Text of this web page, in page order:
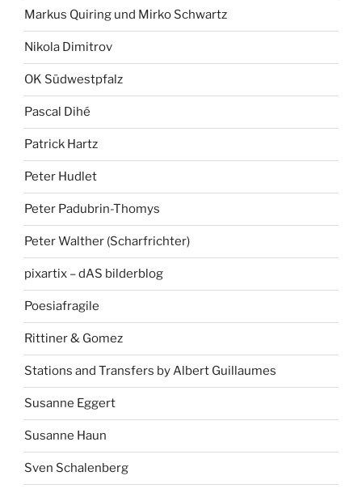
Markus Quiring und Mirko Schwartz
Nikola Dimitrov
OK Südwestpfalz
Pascal Dihé
Patrick Hartz
Peter Hudlet
Peter Padubrin-Thomys
Peter Walther (Scharfrichter)
pixartix – dAS bilderblog
Poesiafragile
Rittiner & Gomez
Stations and Transfers by Albert Guillaumes
Susanne Eggert
Susanne Haun
Sven Schalenberg